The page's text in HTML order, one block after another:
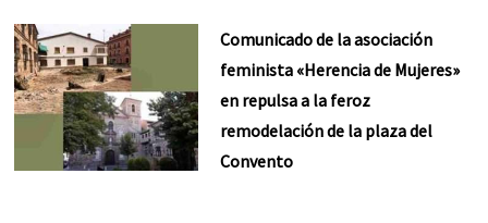
Comunicado de la asociación
feminista «Herencia de Mujeres»
en repulsa a la feroz
remodelación de la plaza del
Convento